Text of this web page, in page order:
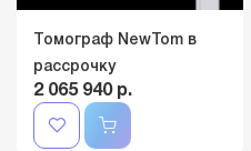
Томограф NewTom в
рассрочку
2 065 940 р.